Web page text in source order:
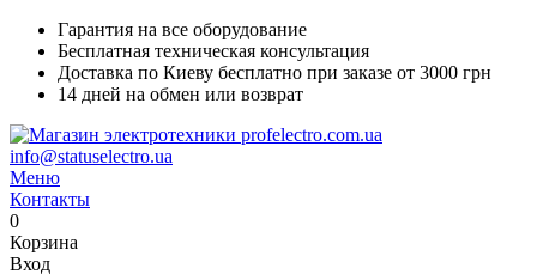
Гарантия на все оборудование
Бесплатная техническая консультация
Доставка по Киеву бесплатно при заказе от 3000 грн
14 дней на обмен или возврат
info@statuselectro.ua
Меню
Контакты
0
Корзина
Вход